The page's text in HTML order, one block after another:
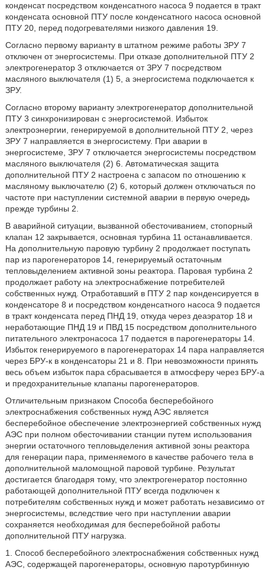
конденсат посредством конденсатного насоса 9 подается в тракт
конденсата основной ПТУ после конденсатного насоса основной
ПТУ 20, перед подогревателями низкого давления 19.
Согласно первому варианту в штатном режиме работы ЗРУ 7
отключен от энергосистемы. При отказе дополнительной ПТУ 2
электрогенератор 3 отключается от ЗРУ 7 посредством
масляного выключателя (1) 5, а энергосистема подключается к
ЗРУ.
Согласно второму варианту электрогенератор дополнительной
ПТУ 3 синхронизирован с энергосистемой. Избыток
электроэнергии, генерируемой в дополнительной ПТУ 2, через
ЗРУ 7 направляется в энергосистему. При аварии в
энергосистеме, ЗРУ 7 отключается энергосистемы посредством
масляного выключателя (2) 6. Автоматическая защита
дополнительной ПТУ 2 настроена с запасом по отношению к
масляному выключателю (2) 6, который должен отключаться по
частоте при наступлении системной аварии в первую очередь
прежде турбины 2.
В аварийной ситуации, вызванной обесточиванием, стопорный
клапан 12 закрывается, основная турбина 11 останавливается.
На дополнительную паровую турбину 2 продолжает поступать
пар из парогенераторов 14, генерируемый остаточным
тепловыделением активной зоны реактора. Паровая турбина 2
продолжает работу на электроснабжение потребителей
собственных нужд. Отработавший в ПТУ 2 пар конденсируется в
конденсаторе 8 и посредством конденсатного насоса 9 подается
в тракт конденсата перед ПНД 19, откуда через деаэратор 18 и
неработающие ПНД 19 и ПВД 15 посредством дополнительного
питательного электронасоса 17 подается в парогенераторы 14.
Избыток генерируемого в парогенераторах 14 пара направляется
через БРУ-к в конденсаторы 21 и 8. При невозможности принять
весь объем избыток пара сбрасывается в атмосферу через БРУ-а
и предохранительные клапаны парогенераторов.
Отличительным признаком Способа бесперебойного
электроснабжения собственных нужд АЭС является
бесперебойное обеспечение электроэнергией собственных нужд
АЭС при полном обесточивании станции путем использования
энергии остаточного тепловыделения активной зоны реактора
для генерации пара, применяемого в качестве рабочего тела в
дополнительной маломощной паровой турбине. Результат
достигается благодаря тому, что электрогенератор постоянно
работающей дополнительной ПТУ всегда подключен к
потребителям собственных нужд и может работать независимо от
энергосистемы, вследствие чего при наступлении аварии
сохраняется необходимая для бесперебойной работы
дополнительной ПТУ нагрузка.
1. Способ бесперебойного электроснабжения собственных нужд
АЭС, содержащей парогенераторы, основную паротурбинную